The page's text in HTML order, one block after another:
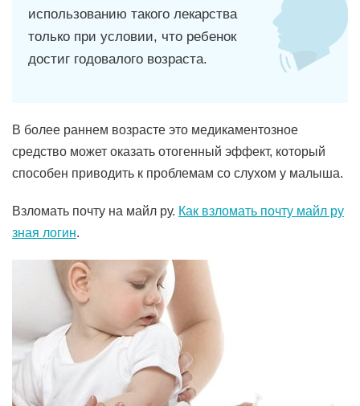
использованию такого лекарства
только при условии, что ребенок
достиг годовалого возраста.
В более раннем возрасте это медикаментозное
средство может оказать отогенный эффект, который
способен приводить к проблемам со слухом у малыша.
Взломать почту на майл ру. Как взломать почту майл ру
зная логин.